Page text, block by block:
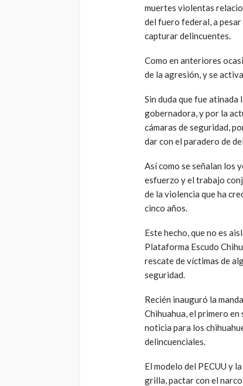
muertes violentas
del fuero federal, a
capturar delincuentes.
Como en anteriores
de la agresión, y se
Sin duda que fue atinada
gobernadora, y por la
cámaras de seguridad,
dar con el paradero de
Así como se señalan los
esfuerzo y el trabajo
de la violencia que ha
cinco años.
Este hecho, que no es
Plataforma Escudo
rescate de víctimas de
seguridad.
Recién inauguró la
Chihuahua, el primero
noticia para los
delincuenciales.
El modelo del PECUU y
grilla, pactar con el